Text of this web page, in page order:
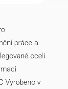
práce a
oceli
Vyrobeno v